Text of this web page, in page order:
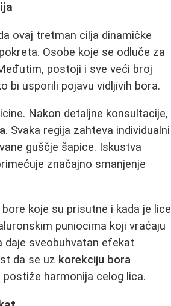
ovaj tretman cilja dinamičke
Osobe koje se odluče za
postoji i sve veći broj
bi usporili pojavu vidljivih bora.
Nakon detaljne konsultacije,
. Svaka regija zahteva individualni
guščje šapice. Iskustva
značajno smanjenje
koje su prisutne i kada je lice
puniocima koji vraćaju
daje sveobuhvatan efekat
da se uz korekciju bora
postiže harmonija celog lica.